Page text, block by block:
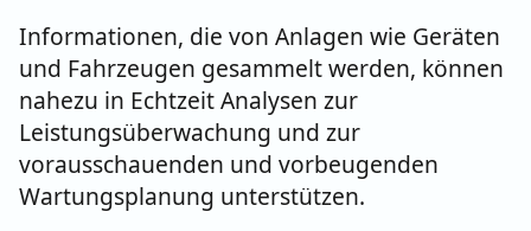
Informationen, die von Anlagen wie Geräten
und Fahrzeugen gesammelt werden, können
nahezu in Echtzeit Analysen zur
Leistungsüberwachung und zur
vorausschauenden und vorbeugenden
Wartungsplanung unterstützen.